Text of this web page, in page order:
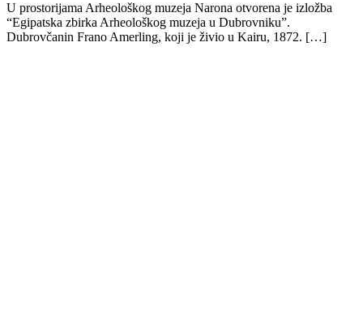
U prostorijama Arheološkog muzeja Narona otvorena je izložba
“Egipatska zbirka Arheološkog muzeja u Dubrovniku”.
Dubrovčanin Frano Amerling, koji je živio u Kairu, 1872. […]